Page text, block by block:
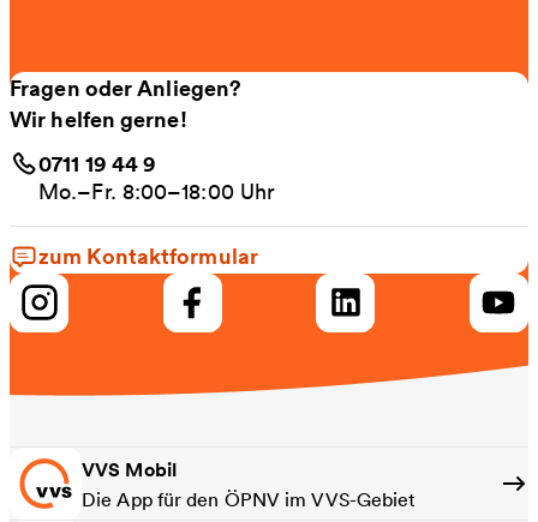
Fragen oder Anliegen?
Wir helfen gerne!
0711 19 44 9
Mo.–Fr. 8:00–18:00 Uhr
zum Kontaktformular
VVS Mobil
Die App für den ÖPNV im VVS-Gebiet